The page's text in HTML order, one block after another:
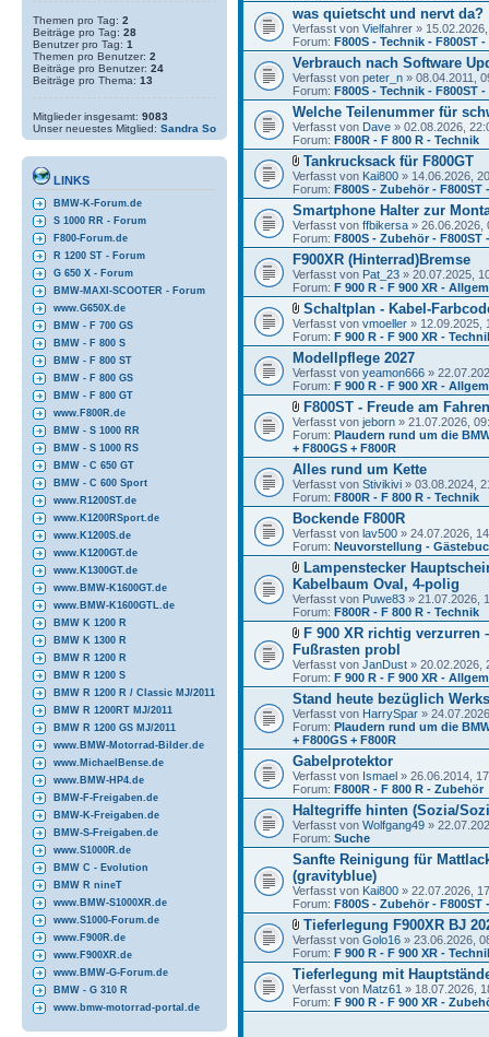
Themen pro Tag: 2
Beiträge pro Tag: 28
Benutzer pro Tag: 1
Themen pro Benutzer: 2
Beiträge pro Benutzer: 24
Beiträge pro Thema: 13
Mitglieder insgesamt: 9083
Unser neuestes Mitglied: Sandra So
LINKS
BMW-K-Forum.de
S 1000 RR - Forum
F800-Forum.de
R 1200 ST - Forum
G 650 X - Forum
BMW-MAXI-SCOOTER - Forum
www.G650X.de
BMW - F 700 GS
BMW - F 800 S
BMW - F 800 ST
BMW - F 800 GS
BMW - F 800 GT
www.F800R.de
BMW - S 1000 RR
BMW - S 1000 RS
BMW - C 650 GT
BMW - C 600 Sport
www.R1200ST.de
www.K1200RSport.de
www.K1200S.de
www.K1200GT.de
www.K1300GT.de
www.BMW-K1600GT.de
www.BMW-K1600GTL.de
BMW K 1200 R
BMW K 1300 R
BMW R 1200 R
BMW R 1200 S
BMW R 1200 R / Classic MJ/2011
BMW R 1200RT MJ/2011
BMW R 1200 GS MJ/2011
www.BMW-Motorrad-Bilder.de
www.MichaelBense.de
www.BMW-HP4.de
BMW-F-Freigaben.de
BMW-K-Freigaben.de
BMW-S-Freigaben.de
www.S1000R.de
BMW C - Evolution
BMW R nineT
www.BMW-S1000XR.de
www.S1000-Forum.de
www.F900R.de
www.F900XR.de
www.BMW-G-Forum.de
BMW - G 310 R
www.bmw-motorrad-portal.de
was quietscht und nervt da?
Verfasst von Vielfahrer »
Forum: F800S - Technik - F800ST -
Verbrauch nach Software
Verfasst von peter_n » 08.04.2011,
Forum: F800S - Technik - F800ST -
Welche Teilenummer für
Verfasst von Dave » 02.08.2026,
Forum: F800R - F 800 R - Technik
Tankrucksack für F800GT
Verfasst von Kai800 » 14.06.2026,
Forum: F800S - Zubehör - F800ST
Smartphone Halter zur
Verfasst von ffbikersa » 26.06.2026,
Forum: F800S - Zubehör - F800ST
F900XR (Hinterrad)Bremse
Verfasst von Pat_23 » 20.07.2025,
Forum: F 900 R - F 900 XR -
Schaltplan - Kabel-
Verfasst von vmoeller » 12.09.2025,
Forum: F 900 R - F 900 XR -
Modellpflege 2027
Verfasst von yeamon666 »
Forum: F 900 R - F 900 XR -
F800ST - Freude am Fahren
Verfasst von jeborn » 21.07.2026,
Forum: Plaudern rund um die
+ F800GS + F800R
Alles rund um Kette
Verfasst von Stivikivi » 03.08.2024,
Forum: F800R - F 800 R - Technik
Bockende F800R
Verfasst von lav500 » 24.07.2026,
Forum: Neuvorstellung -
Lampenstecker
Kabelbaum Oval, 4-polig
Verfasst von Puwe83 » 21.07.2026,
Forum: F800R - F 800 R - Technik
F 900 XR richtig verzurren
Fußrasten probl
Verfasst von JanDust » 20.02.2026,
Forum: F 900 R - F 900 XR -
Stand heute bezüglich
Verfasst von HarrySpar »
Forum: Plaudern rund um die
+ F800GS + F800R
Gabelprotektor
Verfasst von Ismael » 26.06.2014,
Forum: F800R - F 800 R - Zubehör
Haltegriffe hinten (Sozia/
Verfasst von Wolfgang49 »
Forum: Suche
Sanfte Reinigung für
(gravityblue)
Verfasst von Kai800 » 22.07.2026,
Forum: F800S - Zubehör - F800ST
Tieferlegung F900XR BJ
Verfasst von Golo16 » 23.06.2026,
Forum: F 900 R - F 900 XR -
Tieferlegung mit
Verfasst von Matz61 » 18.07.2026,
Forum: F 900 R - F 900 XR -